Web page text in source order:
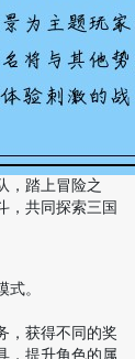
，踏上冒险之
，共同探索三国
。
，获得不同的奖